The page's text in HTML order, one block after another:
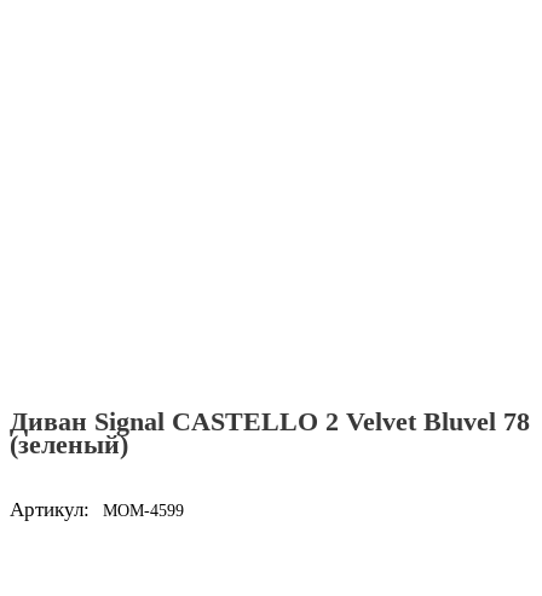
Диван Signal CASTELLO 2 Velvet Bluvel 78
(зеленый)
Артикул: MOM-4599